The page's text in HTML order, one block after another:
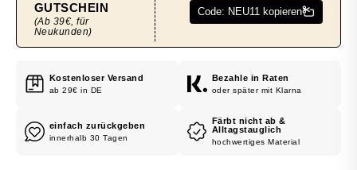
Kostenloser Versand
ab 29€ in DE
Bezahle in Raten
oder später mit Klarna
einfach zurückgeben
innerhalb 30 Tagen
Färbt nicht ab &
Alltagstauglich
hochwertiges Material